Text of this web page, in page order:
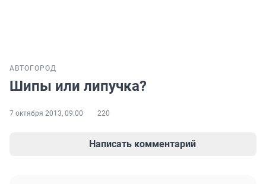
АВТО ГОРОД
Шипы или липучка?
7 октября 2013, 09:00 220
Написать комментарий